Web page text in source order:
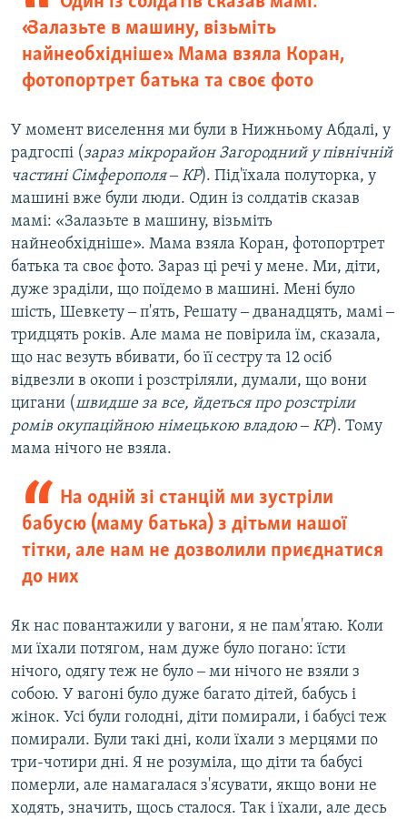
«Залазьте в машину, візьміть
найнеобхідніше». Мама взяла Коран,
фотопортрет батька та своє фото
У момент виселення ми були в Нижньому Абдалі, у
радгоспі (зараз мікрорайон Загородний у північній
частині Сімферополя ‒ КР). Під'їхала полуторка, у
машині вже були люди. Один із солдатів сказав
мамі: «Залазьте в машину, візьміть
найнеобхідніше». Мама взяла Коран, фотопортрет
батька та своє фото. Зараз ці речі у мене. Ми, діти,
дуже зраділи, що поїдемо в машині. Мені було
шість, Шевкету ‒ п'ять, Решату ‒ дванадцять, мамі ‒
тридцять років. Але мама не повірила їм, сказала,
що нас везуть вбивати, бо її сестру та 12 осіб
відвезли в окопи і розстріляли, думали, що вони
цигани (швидше за все, йдеться про розстріли
ромів окупаційною німецькою владою ‒ КР). Тому
мама нічого не взяла.
На одній зі станцій ми зустріли
бабусю (маму батька) з дітьми нашої
тітки, але нам не дозволили приєднатися
до них
Як нас повантажили у вагони, я не пам'ятаю. Коли
ми їхали потягом, нам дуже було погано: їсти
нічого, одягу теж не було ‒ ми нічого не взяли з
собою. У вагоні було дуже багато дітей, бабусь і
жінок. Усі були голодні, діти помирали, і бабусі теж
помирали. Були такі дні, коли їхали з мерцями по
три-чотири дні. Я не розуміла, що діти та бабусі
померли, але намагалася з'ясувати, якщо вони не
ходять, значить, щось сталося. Так і їхали, але десь